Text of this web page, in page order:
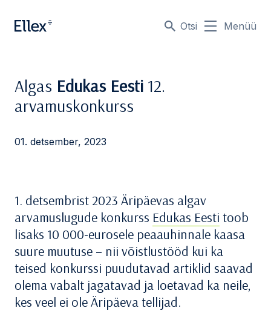
Otsi Menüü
Algas Edukas Eesti 12.
arvamuskonkurss
01. detsember, 2023
1. detsembrist 2023 Äripäevas algav
arvamuslugude konkurss Edukas Eesti toob
lisaks 10 000-eurosele peaauhinnale kaasa
suure muutuse – nii võistlustööd kui ka
teised konkurssi puudutavad artiklid saavad
olema vabalt jagatavad ja loetavad ka neile,
kes veel ei ole Äripäeva tellijad.